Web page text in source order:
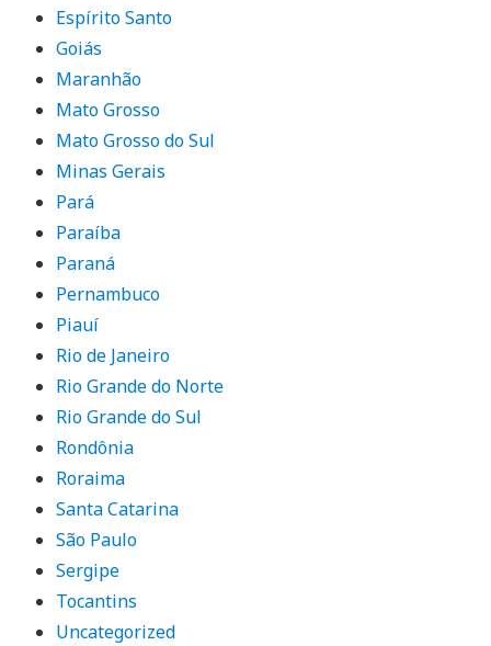
Espírito Santo
Goiás
Maranhão
Mato Grosso
Mato Grosso do Sul
Minas Gerais
Pará
Paraíba
Paraná
Pernambuco
Piauí
Rio de Janeiro
Rio Grande do Norte
Rio Grande do Sul
Rondônia
Roraima
Santa Catarina
São Paulo
Sergipe
Tocantins
Uncategorized